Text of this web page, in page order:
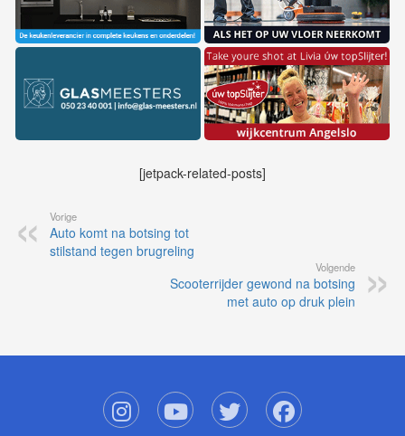
[jetpack-related-posts]
Vorige
Auto komt na botsing tot
stilstand tegen brugreling
Volgende
Scooterrijder gewond na botsing
met auto op druk plein